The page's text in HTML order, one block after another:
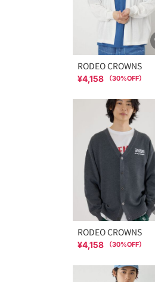
RODEO CROWNS
¥4,158 （30%OFF）
RODEO CROWNS
¥4,158 （30%OFF）